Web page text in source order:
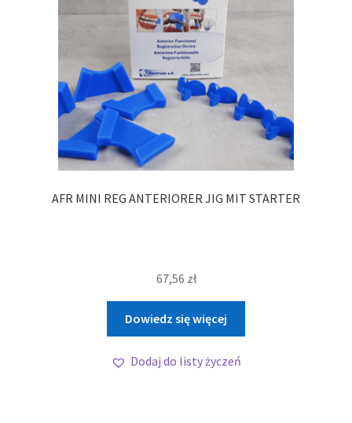
AFR MINI REG ANTERIORER JIG MIT STARTER
67,56 zł
Dowiedz się więcej
Dodaj do listy życzeń